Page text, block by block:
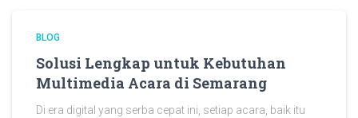
BLOG
Solusi Lengkap untuk Kebutuhan
Multimedia Acara di Semarang
Di era digital yang serba cepat ini, setiap acara, baik itu